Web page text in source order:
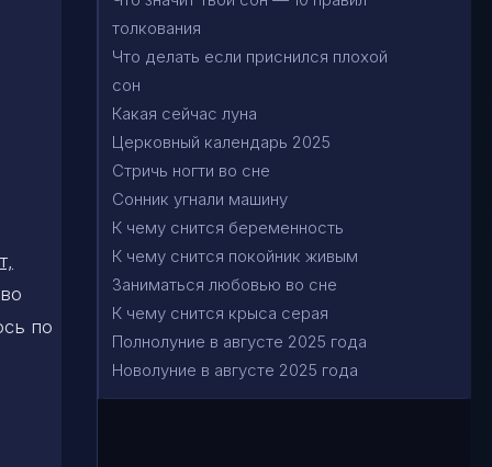
по
толкования
Что делать если приснился плохой
сон
Какая сейчас луна
Церковный календарь 2025
Стричь ногти во сне
Сонник угнали машину
К чему снится беременность
К чему снится покойник живым
Заниматься любовью во сне
К чему снится крыса серая
Полнолуние в августе 2025 года
Новолуние в августе 2025 года